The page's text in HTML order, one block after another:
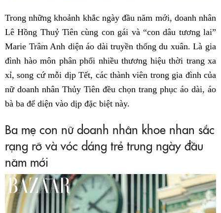
Trong những khoảnh khắc ngày đầu năm mới, doanh nhân
Lê Hồng Thuỷ Tiên cùng con gái và “con dâu tương lai”
Marie Trâm Anh diện áo dài truyền thống du xuân. Là gia
đình hào môn phân phối nhiều thương hiệu thời trang xa
xỉ, song cứ mỗi dịp Tết, các thành viên trong gia đình của
nữ doanh nhân Thủy Tiên đều chọn trang phục áo dài, áo
bà ba để diện vào dịp đặc biệt này.
Ba mẹ con nữ doanh nhân khoe nhan sắc
rạng rỡ và vóc dáng trẻ trung ngày đầu
năm mới